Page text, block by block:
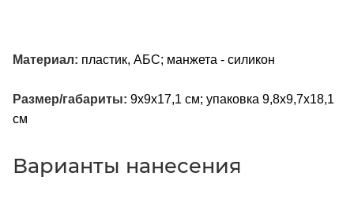
Материал: пластик, АБС; манжета - силикон
Размер/габариты: 9х9х17,1 см; упаковка 9,8х9,7х18,1
см
Варианты нанесения